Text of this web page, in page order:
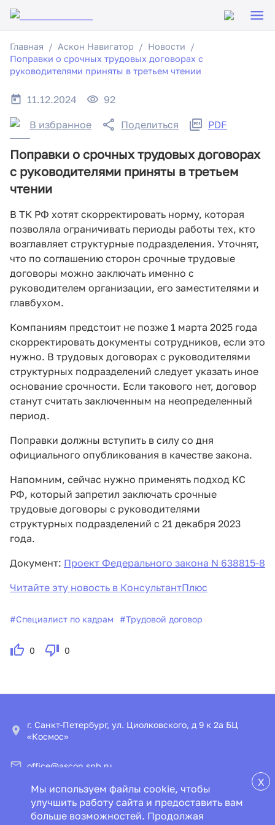
Главная Аскон Навигатор
Новости
Поправки о срочных трудовых договорах с
руководителями приняты в третьем чтении
11.12.2024 92
В избранное Поделиться PDF
Поправки о срочных трудовых договорах
с руководителями приняты в третьем
чтении
В ТК РФ хотят скорректировать норму, которая
позволяла ограничивать периоды работы тех, кто
возглавляет структурные подразделения. Уточнят,
что по соглашению сторон срочные трудовые
договоры можно заключать именно с
руководителем организации, его заместителями и
главбухом.
Компаниям предстоит не позже 1 марта 2025 года
скорректировать документы сотрудников, если это
нужно. В трудовых договорах с руководителями
структурных подразделений следует указать иное
основание срочности. Если такового нет, договор
станут считать заключенным на неопределенный
период.
Поправки должны вступить в силу со дня
официального опубликования в качестве закона.
Напомним, сейчас нужно применять подход КС
РФ, который запретил заключать срочные
трудовые договоры с руководителями
структурных подразделений с 21 декабря 2023
года.
Документ: Проект Федерального закона N 638815-8
Читайте эту новость в КонсультантПлюс
#Специалист по кадрам #Трудовой договор
0 0
X
Мы используем файлы cookie, чтобы
улучшить работу сайта и предоставить вам
больше возможностей. Продолжая
г. Санкт-Петербург, ул. Циолковского, д 9 к 2а БЦ
«Космос»
office@ascon.spb.ru
© ООО «ИПЦ «Консультант+Аскон»
Пользовательское соглашение